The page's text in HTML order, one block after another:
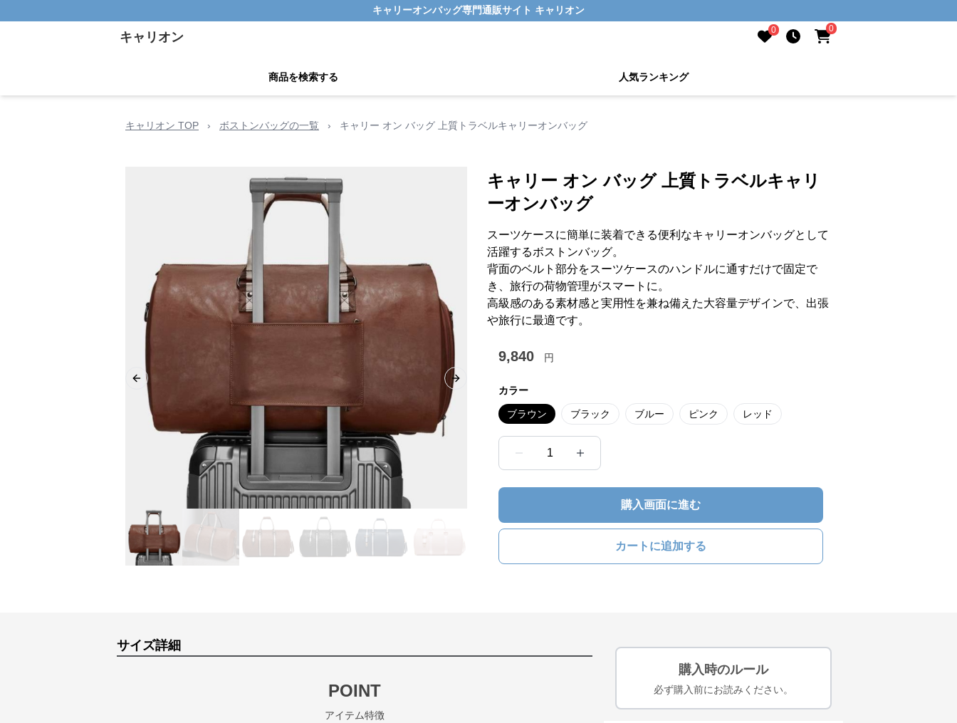
キャリーオンバッグ専門通販サイト キャリオン
キャリオン 0 0
商品を検索する 人気ランキング
キャリオン TOP › ボストンバッグの一覧 › キャリー オン バッグ 上質トラベルキャリーオンバッグ
Previous slide Next slide
キャリー オン バッグ 上質トラベルキャリ
ーオンバッグ
スーツケースに簡単に装着できる便利なキャリーオンバッグとして
活躍するボストンバッグ。
背面のベルト部分をスーツケースのハンドルに通すだけで固定で
き、旅行の荷物管理がスマートに。
高級感のある素材感と実用性を兼ね備えた大容量デザインで、出張
や旅行に最適です。
9,840 円
カラー
ブラウン ブラック ブルー ピンク レッド
1
購入画面に進む
カートに追加する
サイズ詳細
POINT
アイテム特徴
購入時のルール
必ず購入前にお読みください。